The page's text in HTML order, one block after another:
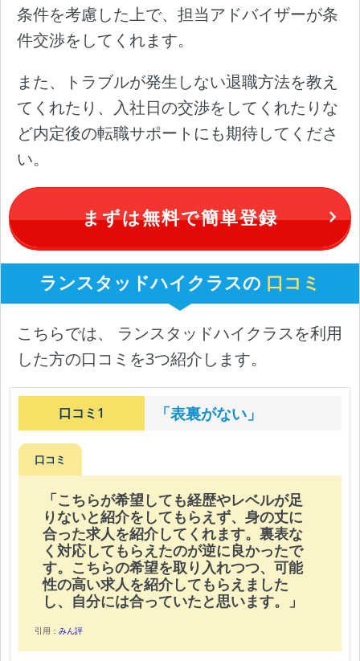
条件を考慮した上で、担当アドバイザーが条
件交渉をしてくれます。
また、トラブルが発生しない退職方法を教え
てくれたり、入社日の交渉をしてくれたりな
ど内定後の転職サポートにも期待してくださ
い。
まずは無料で簡単登録
ランスタッドハイクラスの 口コミ
こちらでは、 ランスタッドハイクラスを利用
した方の口コミを3つ紹介します。
口コミ1 「表裏がない」
口コミ
「こちらが希望しても経歴やレベルが足
りないと紹介をしてもらえず、身の丈に
合った求人を紹介してくれます。裏表な
く対応してもらえたのが逆に良かったで
す。こちらの希望を取り入れつつ、可能
性の高い求人を紹介してもらえました
し、自分には合っていたと思います。」
引用：みん評